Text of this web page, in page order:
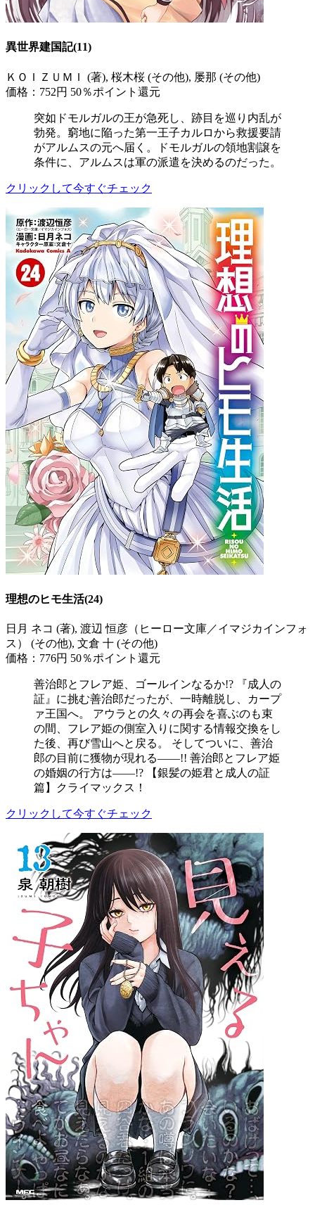
異世界建国記(11)
ＫＯＩＺＵＭＩ (著), 桜木桜 (その他), 屡那 (その他)
価格：752円 50％ポイント還元
突如ドモルガルの王が急死し、跡目を巡り内乱が
勃発。窮地に陥った第一王子カルロから救援要請
がアルムスの元へ届く。ドモルガルの領地割譲を
条件に、アルムスは軍の派遣を決めるのだった。
クリックして今すぐチェック
理想のヒモ生活(24)
日月 ネコ (著), 渡辺 恒彦（ヒーロー文庫／イマジカインフォ
ス） (その他), 文倉 十 (その他)
価格：776円 50％ポイント還元
善治郎とフレア姫、ゴールインなるか!? 『成人の
証』に挑む善治郎だったが、一時離脱し、カープ
ァ王国へ。 アウラとの久々の再会を喜ぶのも束
の間、フレア姫の側室入りに関する情報交換をし
た後、再び雪山へと戻る。 そしてついに、善治
郎の目前に獲物が現れる――!! 善治郎とフレア姫
の婚姻の行方は――!? 【銀髪の姫君と成人の証
篇】クライマックス！
クリックして今すぐチェック